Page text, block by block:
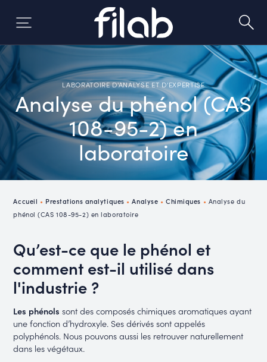
LABORATOIRE D'ANALYSE ET D'EXPERTISE
Analyse du phénol (CAS
108-95-2) en
laboratoire
Accueil • Prestations analytiques •Analyse • Chimiques • Analyse du
phénol (CAS 108-95-2) en laboratoire
Qu’est-ce que le phénol et
comment est-il utilisé dans
l'industrie ?
Les phénols sont des composés chimiques aromatiques ayant
une fonction d’hydroxyle. Ses dérivés sont appelés
polyphénols. Nous pouvons aussi les retrouver naturellement
dans les végétaux.